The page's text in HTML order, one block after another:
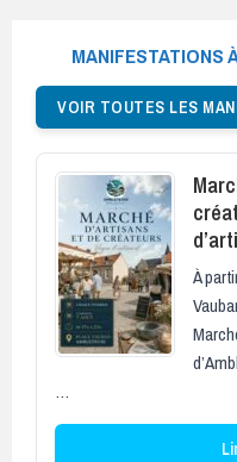
MANIFESTATIONS
VOIR TOUTES LES
À
…